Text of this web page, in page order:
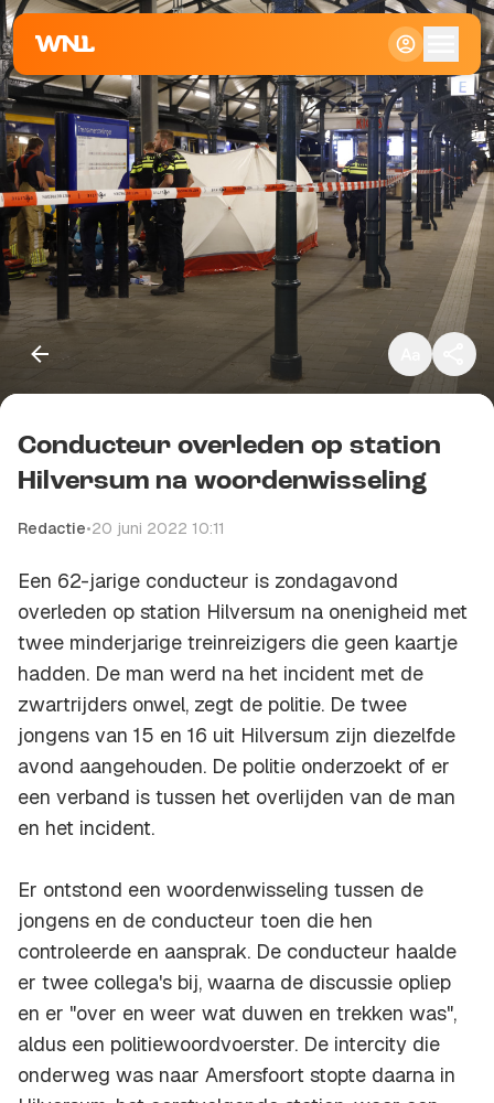
Klein
Standaard
Kopieer link
Conducteur overleden op station
Hilversum na woordenwisseling
Redactie•20 juni 2022 10:11
Een 62-jarige conducteur is zondagavond
overleden op station Hilversum na onenigheid met
twee minderjarige treinreizigers die geen kaartje
hadden. De man werd na het incident met de
zwartrijders onwel, zegt de politie. De twee
jongens van 15 en 16 uit Hilversum zijn diezelfde
avond aangehouden. De politie onderzoekt of er
een verband is tussen het overlijden van de man
en het incident.
Er ontstond een woordenwisseling tussen de
jongens en de conducteur toen die hen
controleerde en aansprak. De conducteur haalde
er twee collega's bij, waarna de discussie opliep
en er "over en weer wat duwen en trekken was",
aldus een politiewoordvoerster. De intercity die
onderweg was naar Amersfoort stopte daarna in